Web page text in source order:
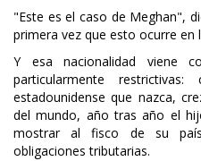
"Este es el caso de Meghan",
primera vez que esto ocurre en
Y esa nacionalidad viene
particularmente
estadounidense que nazca,
del mundo, año tras año el
mostrar al fisco de su
obligaciones tributarias.